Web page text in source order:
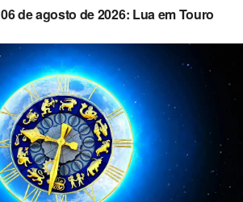
de agosto de 2026: Lua em Touro